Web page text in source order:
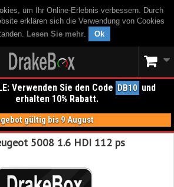
um Ihr Online-Erlebnis verbessern. Durch
erklären sich die Verwendung von Cookies
Lesen Sie mehr. Ok
Verwenden Sie den Code DB10 und
erhalten 10% Rabatt.
gültig bis 9 August
5008 1.6 HDI 112 ps